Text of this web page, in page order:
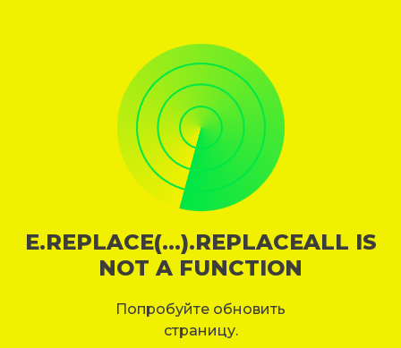
E.REPLACE(...).REPLACEALL IS
NOT A FUNCTION
Попробуйте обновить
страницу.